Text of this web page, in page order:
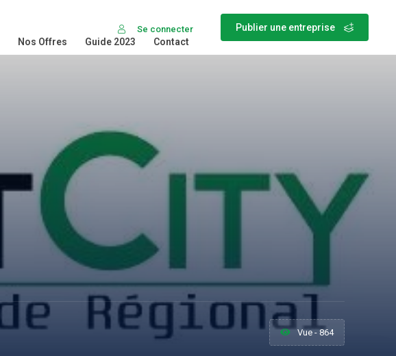
Publier une entreprise
Se connecter
Nos Offres Guide 2023 Contact
Vue - 864